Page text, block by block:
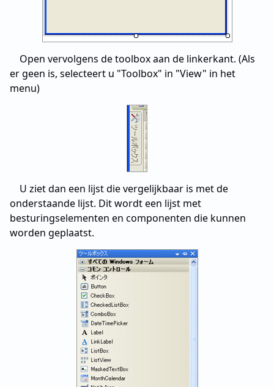
Open vervolgens de toolbox aan de linkerkant. (Als
er geen is, selecteert u "Toolbox" in "View" in het
menu)
U ziet dan een lijst die vergelijkbaar is met de
onderstaande lijst. Dit wordt een lijst met
besturingselementen en componenten die kunnen
worden geplaatst.